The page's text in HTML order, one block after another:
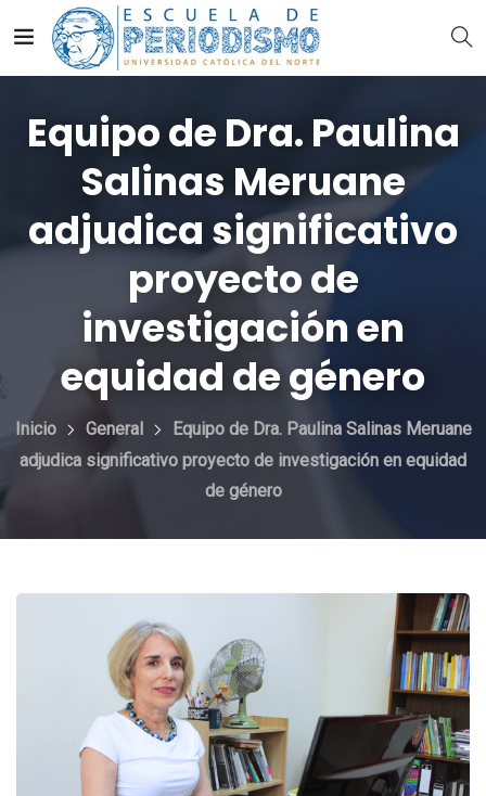
Equipo de Dra. Paulina
Salinas Meruane
adjudica significativo
proyecto de
investigación en
equidad de género
Inicio General
Equipo de Dra. Paulina Salinas Meruane
adjudica significativo proyecto de investigación en equidad
de género